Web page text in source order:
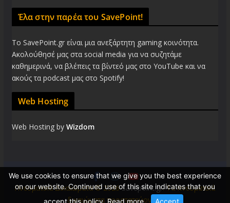
Έλα στην παρέα του SavePoint!
Το SavePoint.gr είναι μια ανεξάρτητη gaming κοινότητα.
Ακολούθησέ μας στα social media για να συζητάμε
καθημερινά, να βλέπεις τα βίντεό μας στο YouTube και να
ακούς τα podcast μας στο Spotify!
Web Hosting
Web Hosting by Wizdom
Πνευματικά Δικαιώματα © 2026Savepoint.gr. Τα πνευματικά
δικαιώματα προστατεύονται.
We use cookies to ensure that we give you the best experience
on our website. Continued use of this site indicates that you
accept this policy.Read more. Accept